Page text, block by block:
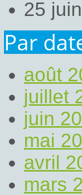
25
Par
août
juillet
juin
mai
avril
mars